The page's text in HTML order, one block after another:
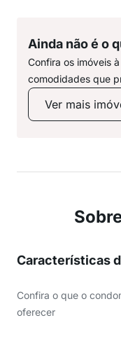
Ainda não é o
Confira os imóveis
comodidades que
Ver mais
Características
Confira o que o
oferecer